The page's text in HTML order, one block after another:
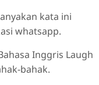
kata ini
whatsapp.
Inggris Laugh
bahak.